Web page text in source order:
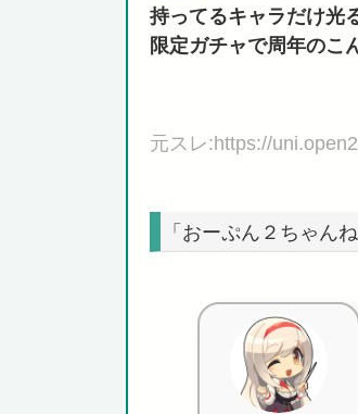
持ってるキャラだけ光
限定ガチャで周年のこ
元スレ:https://
「おーぷん２ちゃん